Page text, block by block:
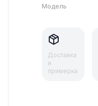
Модель
Доставка
и
примерка